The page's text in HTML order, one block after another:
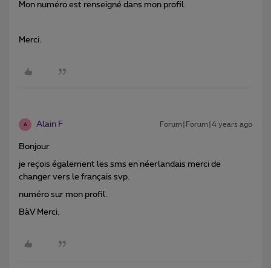
Mon numéro est renseigné dans mon profil.
Merci.
A Alain F Forum|Forum|4 years ago
Bonjour
je reçois également les sms en néerlandais merci de
changer vers le français svp.
numéro sur mon profil.
BàV Merci.